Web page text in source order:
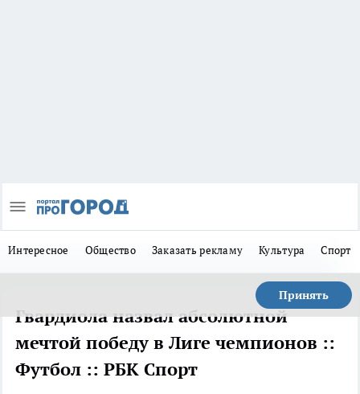
Интересное Общество Заказать рекламу Культура Спорт
Принять
Гвардиола назвал абсолютной
мечтой победу в Лиге чемпионов ::
Футбол :: РБК Спорт